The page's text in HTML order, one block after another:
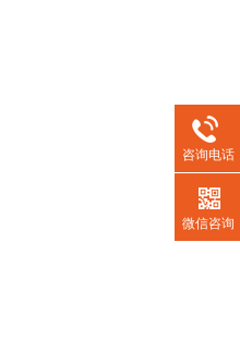
咨询电话
微信咨询